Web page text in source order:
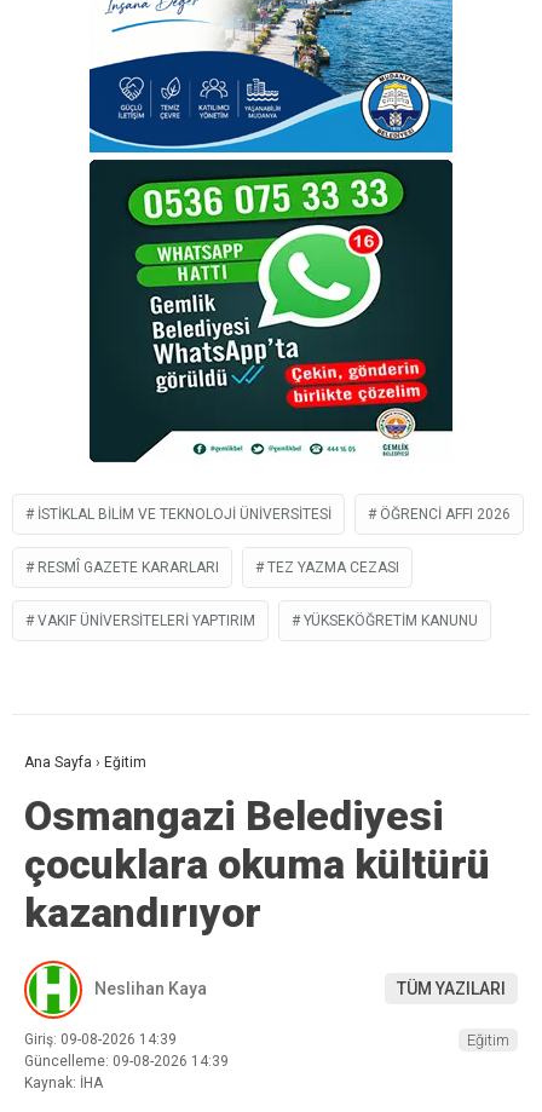
İSTIKLAL BILIM VE TEKNOLOJI ÜNIVERSITESI ÖĞRENCI AFFI 2026
RESMÎ GAZETE KARARLARI TEZ YAZMA CEZASI
VAKIF ÜNIVERSITELERI YAPTIRIM YÜKSEKÖĞRETIM KANUNU
Ana Sayfa › Eğitim
Osmangazi Belediyesi
çocuklara okuma kültürü
kazandırıyor
Neslihan Kaya TÜM YAZILARI
Giriş: 09-08-2026 14:39
Güncelleme: 09-08-2026 14:39
Kaynak: İHA
Eğitim